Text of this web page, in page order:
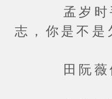
孟岁时手脚
志，你是不是
田阮薇侧躺